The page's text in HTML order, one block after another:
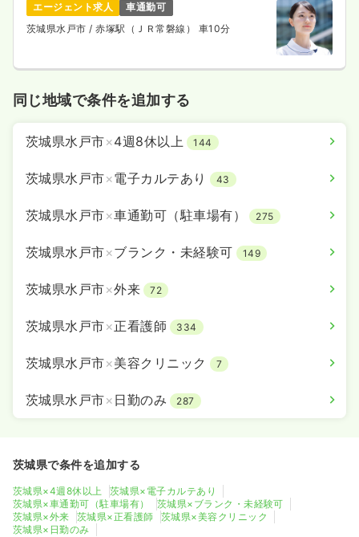
エージェント求人
車通勤可
茨城県水戸市 / 赤塚駅（ＪＲ常磐線） 車10分
同じ地域で条件を追加する
茨城県水戸市×4週8休以上 144
茨城県水戸市×電子カルテあり 43
茨城県水戸市×車通勤可（駐車場有） 275
茨城県水戸市×ブランク・未経験可 149
茨城県水戸市×外来 72
茨城県水戸市×正看護師 334
茨城県水戸市×美容クリニック 7
茨城県水戸市× 日勤のみ 287
茨城県で条件を追加する
茨城県×4週8休以上
茨城県×電子カルテあり
茨城県×車通勤可（駐車場有）
茨城県×ブランク・未経験可
茨城県×外来
茨城県×正看護師
茨城県×美容クリニック
茨城県×日勤のみ